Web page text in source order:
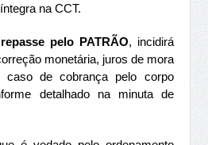
na CCT.
pelo PATRÃO, incidirá
monetária, juros de mora
de cobrança pelo corpo
detalhado na minuta de